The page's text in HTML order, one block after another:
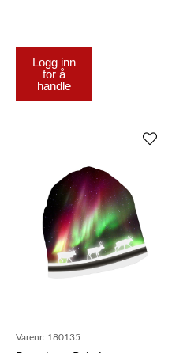
Logg inn
for å
handle
Varenr: 180135